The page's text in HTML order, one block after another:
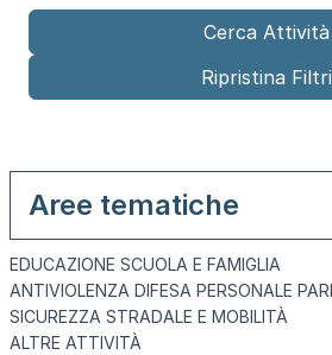
Aree tematiche
EDUCAZIONE SCUOLA E FAMIGLIA
ANTIVIOLENZA DIFESA PERSONALE
SICUREZZA STRADALE E MOBILITÀ
ALTRE ATTIVITÀ